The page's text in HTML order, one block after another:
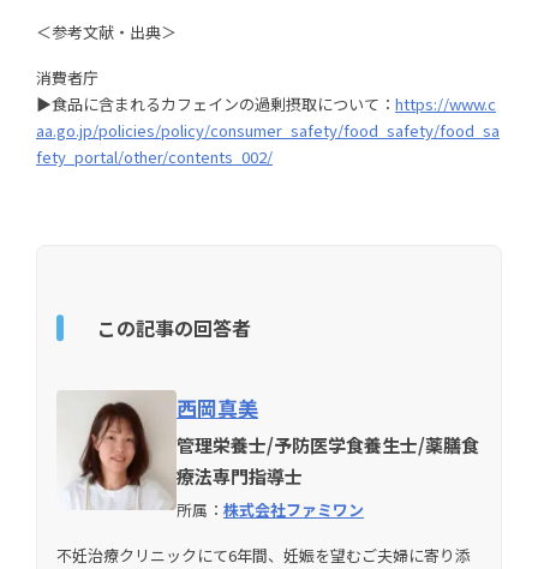
＜参考文献・出典＞
消費者庁
▶食品に含まれるカフェインの過剰摂取について： https://www.c
aa.go.jp/policies/policy/consumer_safety/food_safety/food_sa
fety_portal/other/contents_002/
この記事の回答者
西岡真美
管理栄養士/予防医学食養生士/薬膳食
療法専門指導士
所属： 株式会社ファミワン
不妊治療クリニックにて6年間、妊娠を望むご夫婦に寄り添